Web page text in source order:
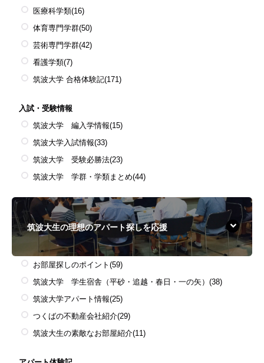
医療科学類(16)
体育専門学群(50)
芸術専門学群(42)
看護学類(7)
筑波大学 合格体験記(171)
入試・受験情報
筑波大学 編入学情報(15)
筑波大学入試情報(33)
筑波大学 受験必勝法(23)
筑波大学 学群・学類まとめ(44)
筑波大生の理想のアパート探しを応援
お部屋探しのポイント (59)
筑波大学 学生宿舎（平砂・追越・春日・一の矢） (38)
筑波大学アパート情報(25)
つくばの不動産会社紹介(29)
筑波大生の素敵なお部屋紹介(11)